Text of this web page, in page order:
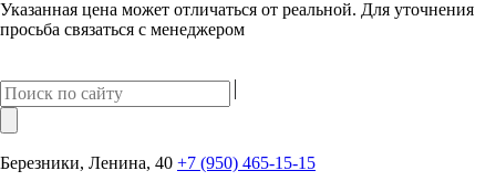
Указанная цена может отличаться от реальной. Для уточнения
просьба связаться с менеджером
Березники, Ленина, 40 +7 (950) 465-15-15